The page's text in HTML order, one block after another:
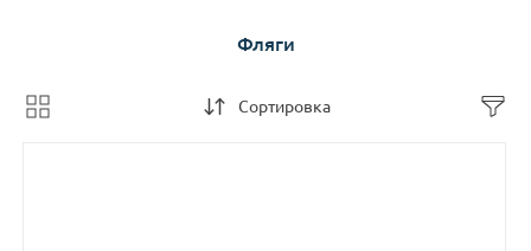
Фляги
Сортировка